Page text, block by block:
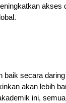
akses
baik secara
akan lebih
ini,